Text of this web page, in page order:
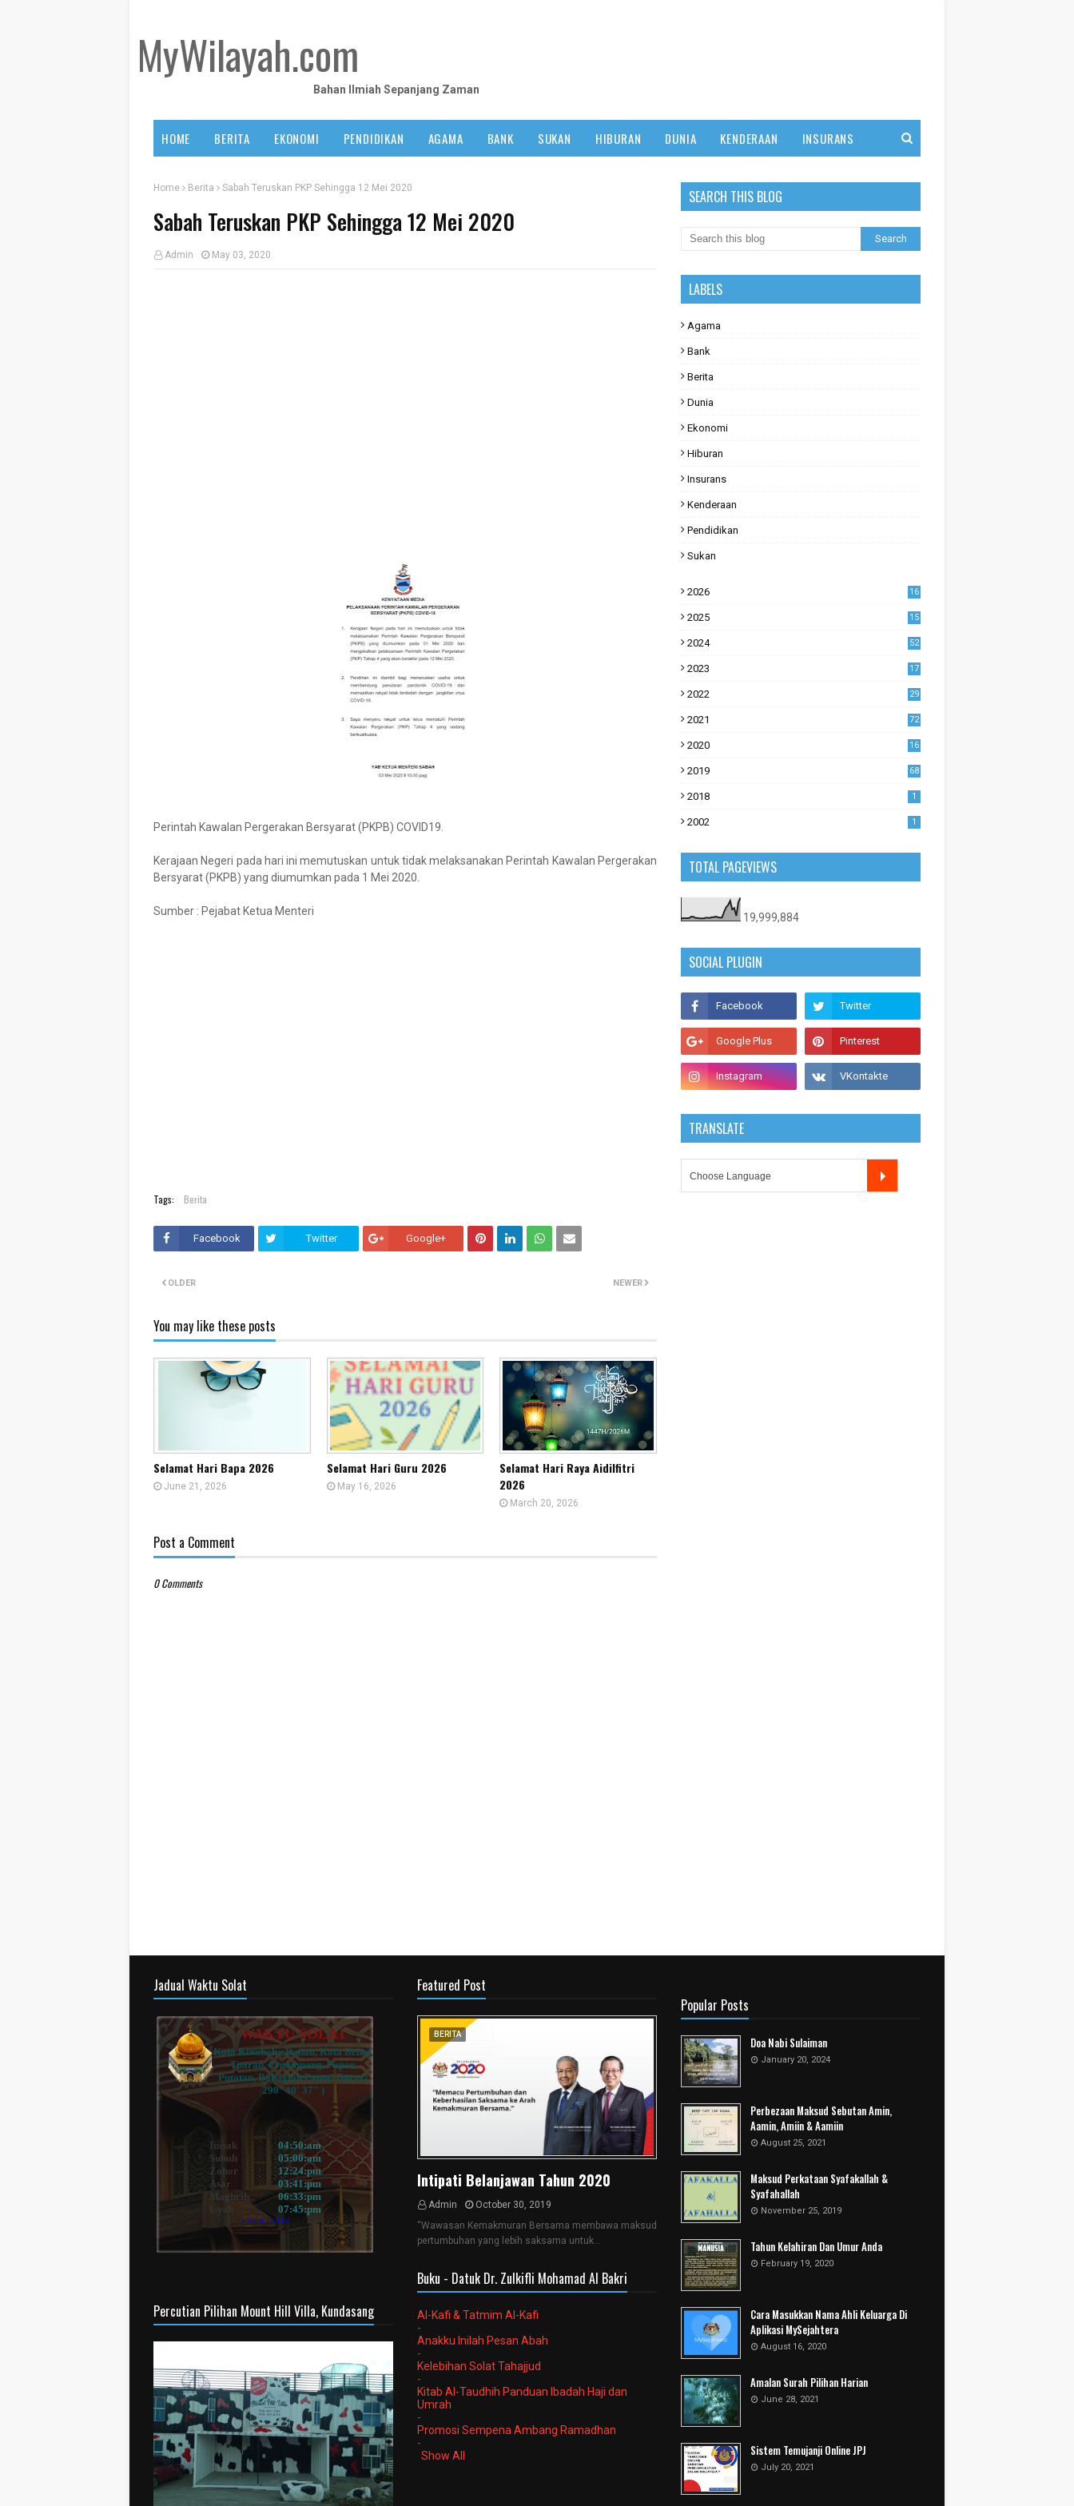
MyWilayah.com
Bahan Ilmiah Sepanjang Zaman
HOME BERITA EKONOMI PENDIDIKAN AGAMA BANK SUKAN HIBURAN DUNIA KENDERAAN INSURANS
Home Berita Sabah Teruskan PKP Sehingga 12 Mei 2020
Sabah Teruskan PKP Sehingga 12 Mei 2020
Admin May 03, 2020
Perintah Kawalan Pergerakan Bersyarat (PKPB) COVID19.
Kerajaan Negeri pada hari ini memutuskan untuk tidak melaksanakan Perintah Kawalan Pergerakan
Bersyarat (PKPB) yang diumumkan pada 1 Mei 2020.
Sumber : Pejabat Ketua Menteri
Tags: Berita
Facebook Twitter Google+
NEWER
OLDER
You may like these posts
Selamat Hari Bapa 2026
June 21, 2026
Selamat Hari Guru 2026
May 16, 2026
Selamat Hari Raya Aidilfitri
2026
March 20, 2026
Post a Comment
0 Comments
SEARCH THIS BLOG
LABELS
Agama
Bank
Berita
Dunia
Ekonomi
Hiburan
Insurans
Kenderaan
Pendidikan
Sukan
2026 16
2025 15
2024 52
2023
17
2022
29
2021
72
2020
16
2019
68
2018 1
2002 1
TOTAL PAGEVIEWS
19,999,884
SOCIAL PLUGIN
TRANSLATE
Jadual Waktu Solat
Percutian Pilihan Mount Hill Villa, Kundasang
Featured Post
BERITA
Intipati Belanjawan Tahun 2020
Admin
October 30, 2019
“Wawasan Kemakmuran Bersama membawa maksud
pertumbuhan yang lebih saksama untuk…
Buku - Datuk Dr. Zulkifli Mohamad Al Bakri
Al-Kafi & Tatmim Al-Kafi
-
Anakku Inilah Pesan Abah
-
Kelebihan Solat Tahajjud
-
Kitab Al-Taudhih Panduan Ibadah Haji dan
Umrah
-
Promosi Sempena Ambang Ramadhan
-
Show All
Popular Posts
Doa Nabi Sulaiman
January 20, 2024
Perbezaan Maksud Sebutan Amin,
Aamin, Amiin & Aamiin
August 25, 2021
Maksud Perkataan Syafakallah &
Syafahallah
November 25, 2019
Tahun Kelahiran Dan Umur Anda
February 19, 2020
Cara Masukkan Nama Ahli Keluarga Di
Aplikasi MySejahtera
August 16, 2020
Amalan Surah Pilihan Harian
June 28, 2021
Sistem Temujanji Online JPJ
July 20, 2021